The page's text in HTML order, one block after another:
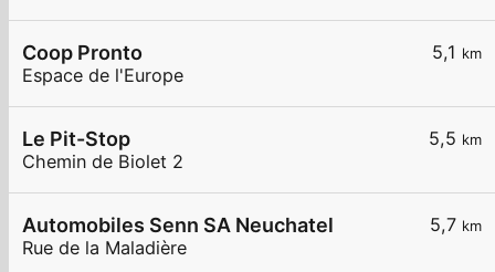
5,1 km
Coop Pronto
Espace de l'Europe
5,5 km
Le Pit-Stop
Chemin de Biolet 2
5,7 km
Automobiles Senn SA Neuchatel
Rue de la Maladière